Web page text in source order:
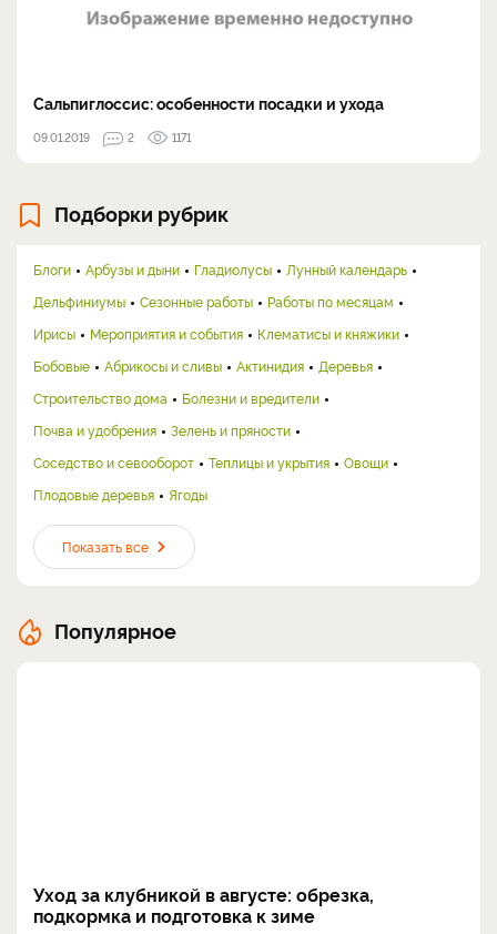
Сальпиглоссис: особенности посадки и ухода
09.01.2019 2 1171
Подборки рубрик
Блоги Арбузы и дыни Гладиолусы
Лунный календарь
Дельфиниумы
Сезонные работы
Работы по месяцам
Ирисы
Мероприятия и события
Клематисы и княжики
Бобовые
Абрикосы и сливы Актинидия
Деревья
Строительство дома
Болезни и вредители
Почва и удобрения
Зелень и пряности
Соседство и севооборот
Теплицы и укрытия
Овощи
Плодовые деревья
Ягоды
Показать все
Популярное
Уход за клубникой в августе: обрезка,
подкормка и подготовка к зиме